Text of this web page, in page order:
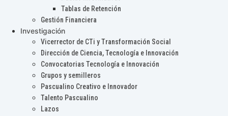
Tablas de Retención
Gestión Financiera
Investigación
Vicerrector de CTi y Transformación Social
Dirección de Ciencia, Tecnología e Innovación
Convocatorias Tecnología e Innovación
Grupos y semilleros
Pascualino Creativo e Innovador
Talento Pascualino
Lazos